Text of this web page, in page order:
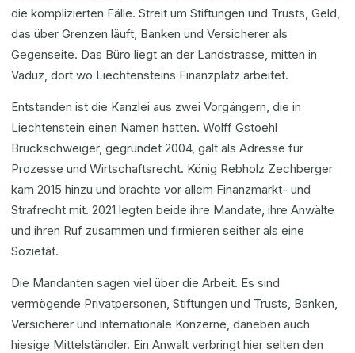
die komplizierten Fälle. Streit um Stiftungen und Trusts, Geld,
das über Grenzen läuft, Banken und Versicherer als
Gegenseite. Das Büro liegt an der Landstrasse, mitten in
Vaduz, dort wo Liechtensteins Finanzplatz arbeitet.
Entstanden ist die Kanzlei aus zwei Vorgängern, die in
Liechtenstein einen Namen hatten. Wolff Gstoehl
Bruckschweiger, gegründet 2004, galt als Adresse für
Prozesse und Wirtschaftsrecht. König Rebholz Zechberger
kam 2015 hinzu und brachte vor allem Finanzmarkt- und
Strafrecht mit. 2021 legten beide ihre Mandate, ihre Anwälte
und ihren Ruf zusammen und firmieren seither als eine
Sozietät.
Die Mandanten sagen viel über die Arbeit. Es sind
vermögende Privatpersonen, Stiftungen und Trusts, Banken,
Versicherer und internationale Konzerne, daneben auch
hiesige Mittelständler. Ein Anwalt verbringt hier selten den